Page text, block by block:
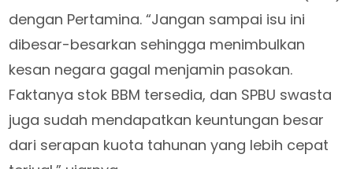
dengan Pertamina. “Jangan sampai isu ini
dibesar-besarkan sehingga menimbulkan
kesan negara gagal menjamin pasokan.
Faktanya stok BBM tersedia, dan SPBU swasta
juga sudah mendapatkan keuntungan besar
dari serapan kuota tahunan yang lebih cepat